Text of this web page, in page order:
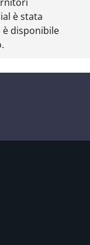
è stata
disponibile